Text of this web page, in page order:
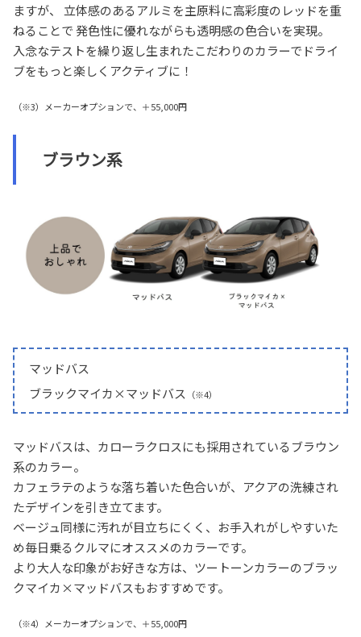
ますが、 立体感のあるアルミを主原料に高彩度のレッドを重
ねることで 発色性に優れながらも透明感の色合いを実現。
入念なテストを繰り返し生まれたこだわりのカラーでドライ
ブをもっと楽しくアクティブに！
（※3）メーカーオプションで、＋55,000円
ブラウン系
マッドバス
ブラックマイカ×マッドバス （※4）
マッドバスは、カローラクロスにも採用されているブラウン
系のカラー。
カフェラテのような落ち着いた色合いが、アクアの洗練され
たデザインを引き立てます。
ベージュ同様に汚れが目立ちにくく、お手入れがしやすいた
め毎日乗るクルマにオススメのカラーです。
より大人な印象がお好きな方は、ツートーンカラーのブラッ
クマイカ×マッドバスもおすすめです。
（※4）メーカーオプションで、＋55,000円